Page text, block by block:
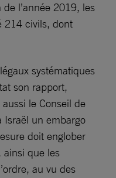
l’année 2019, les
214 civils, dont
systématiques
son rapport,
le Conseil de
Israël un embargo
doit englober
ainsi que les
au vu des